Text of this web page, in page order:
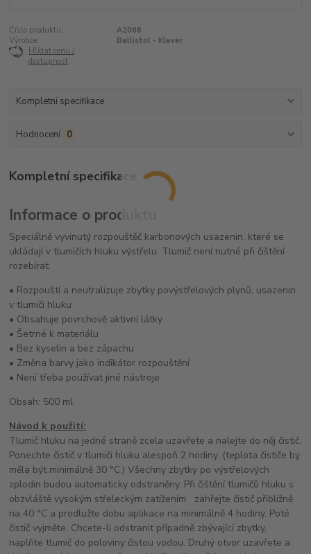
Číslo produktu:
A2066
Výrobce:
Ballistol - Klever
Hlídat cenu /
dostupnost
Kompletní specifikace
Hodnocení 0
Kompletní specifikace
Informace o produktu
Speciálně vyvinutý rozpouštěč karbonových usazenin, které se
ukládají v tlumičích hluku výstřelu. Tlumič není nutné při čištění
rozebírat.
• Rozpouští a neutralizuje zbytky povýstřelových plynů, usazenin
v tlumiči hluku
• Obsahuje povrchově aktivní látky
• Šetrné k materiálu
• Bez kyselin a bez zápachu
• Změna barvy jako indikátor rozpouštění
• Není třeba používat jiné nástroje
Obsah: 500 ml
Návod k použití:
Tlumič hluku na jedné straně zcela uzavřete a nalejte do něj čistič.
Ponechte čistič v tlumiči hluku alespoň 2 hodiny. (teplota čističe by
měla být minimálně 30 °C.) Všechny zbytky po výstřelových
zplodin budou automaticky odstraněny. Při čištění tlumičů hluku s
obzvláště vysokým střeleckým zatížením zahřejte čistič přibližně
na 40 °C a prodlužte dobu aplikace na minimálně 4 hodiny. Poté
čistič vyjměte. Chcete-li odstranit případně zbývající zbytky,
naplňte tlumič do poloviny čistou vodou. Druhý otvor uzavřete a